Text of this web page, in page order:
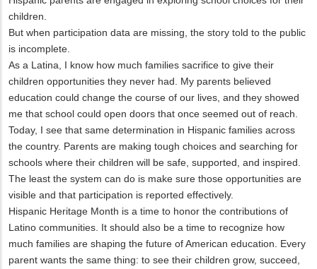
children.
But when participation data are missing, the story told to the public
is incomplete.
As a Latina, I know how much families sacrifice to give their
children opportunities they never had. My parents believed
education could change the course of our lives, and they showed
me that school could open doors that once seemed out of reach.
Today, I see that same determination in Hispanic families across
the country. Parents are making tough choices and searching for
schools where their children will be safe, supported, and inspired.
The least the system can do is make sure those opportunities are
visible and that participation is reported effectively.
Hispanic Heritage Month is a time to honor the contributions of
Latino communities. It should also be a time to recognize how
much families are shaping the future of American education. Every
parent wants the same thing: to see their children grow, succeed,